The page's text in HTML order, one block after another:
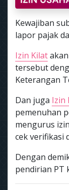
Kewajiban
lapor pajak
Izin Kilat
tersebut
Keterangan
Dan juga Izin
pemenuhan
mengurus
cek verifikasi
Dengan
pendirian PT